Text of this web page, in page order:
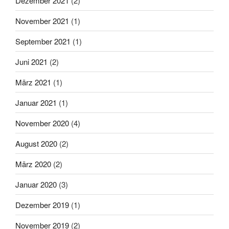
November 2021 (1)
September 2021 (1)
Juni 2021 (2)
März 2021 (1)
Januar 2021 (1)
November 2020 (4)
August 2020 (2)
März 2020 (2)
Januar 2020 (3)
Dezember 2019 (1)
November 2019 (2)